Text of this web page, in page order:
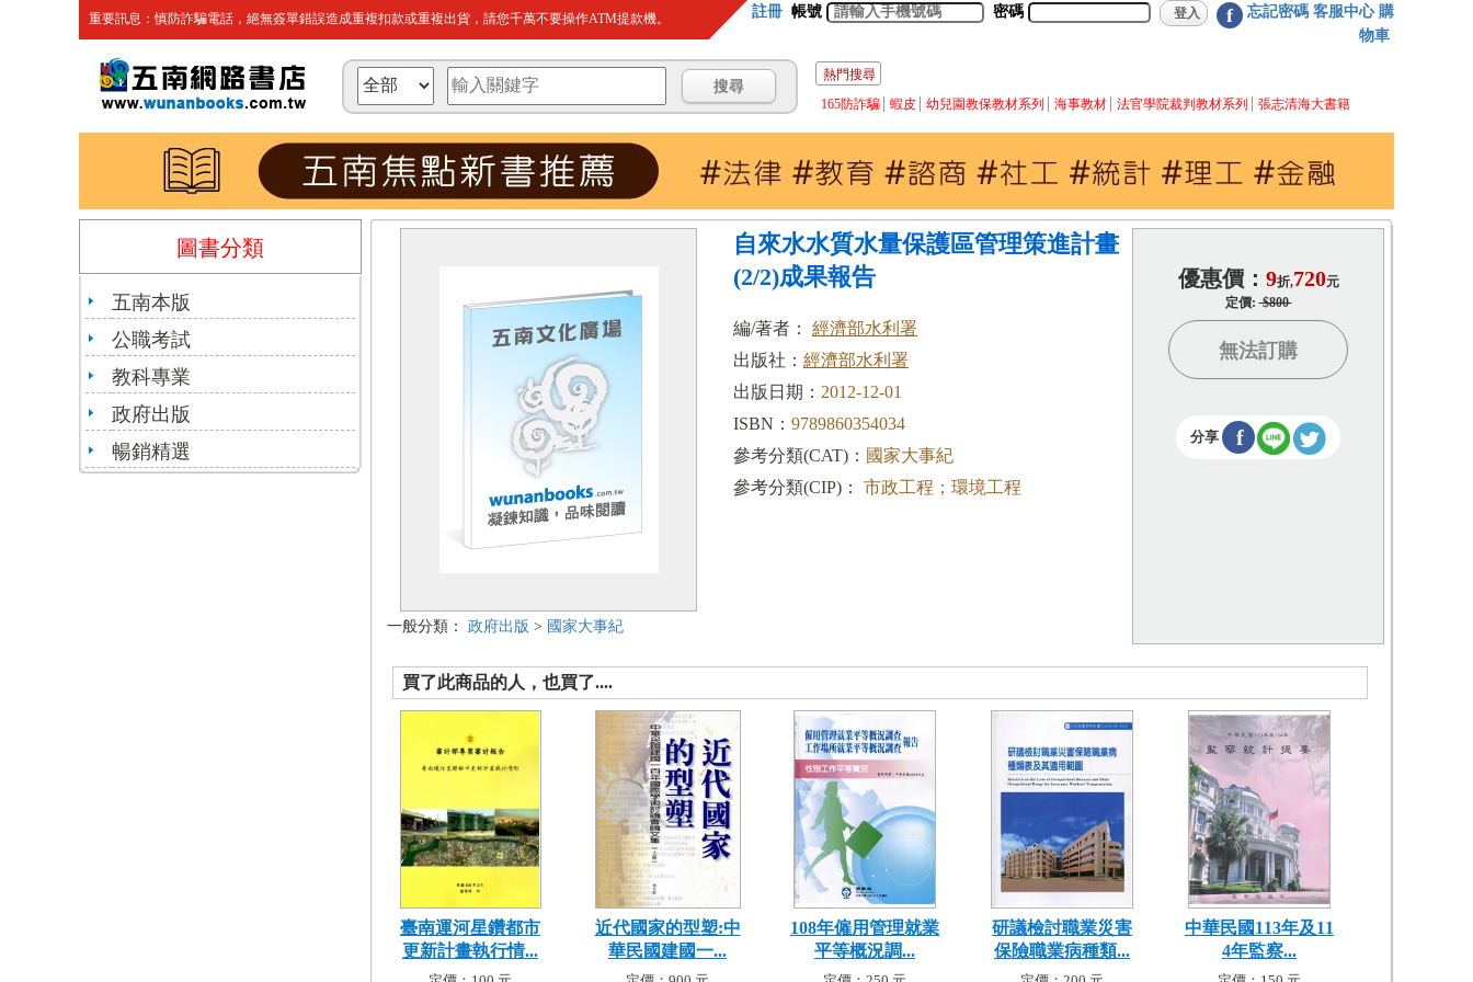
重要訊息：慎防詐騙電話，絕無簽單錯誤造成重複扣款或重複出貨，請您千萬不要操作ATM提款機。 註冊 帳號 密碼 f 忘記密碼 客服中心 購
物車
熱門搜尋
165防詐騙
蝦皮 幼兒園教保教材系列 海事教材 法官學院裁判教材系列 張志清海大書籍
圖書分類
五南本版
公職考試
教科專業
政府出版
暢銷精選
一般分類： 政府出版 > 國家大事紀
自來水水質水量保護區管理策進計畫
(2/2)成果報告
編/著者： 經濟部水利署
出版社： 經濟部水利署
出版日期： 2012-12-01
ISBN： 9789860354034
參考分類(CAT)： 國家大事紀
參考分類(CIP)：
市政工程；環境工程
優惠價： 9折,720元
定價:$800
無法訂購
分享 f
買了此商品的人，也買了....
臺南運河星鑽都市
更新計畫執行情...
近代國家的型塑:中
華民國建國一...
108年僱用管理就業
平等概況調...
研議檢討職業災害
保險職業病種類...
中華民國113年及11
4年監察...